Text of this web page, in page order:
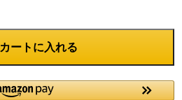
カートに入れる